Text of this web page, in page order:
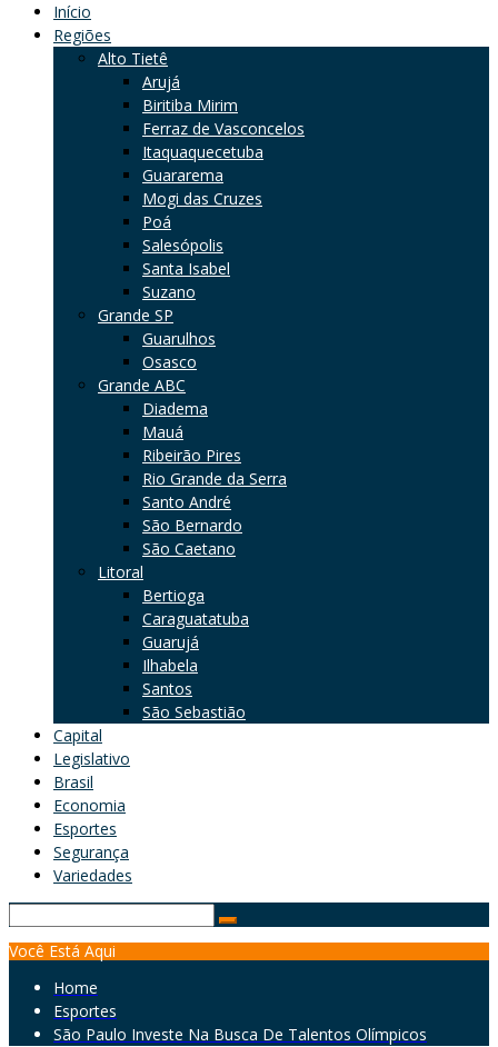
Início
Regiões
Alto Tietê
Arujá
Biritiba Mirim
Ferraz de Vasconcelos
Itaquaquecetuba
Guararema
Mogi das Cruzes
Poá
Salesópolis
Santa Isabel
Suzano
Grande SP
Guarulhos
Osasco
Grande ABC
Diadema
Mauá
Ribeirão Pires
Rio Grande da Serra
Santo André
São Bernardo
São Caetano
Litoral
Bertioga
Caraguatatuba
Guarujá
Ilhabela
Santos
São Sebastião
Capital
Legislativo
Brasil
Economia
Esportes
Segurança
Variedades
Você Está Aqui
Home
Esportes
São Paulo Investe Na Busca De Talentos Olímpicos